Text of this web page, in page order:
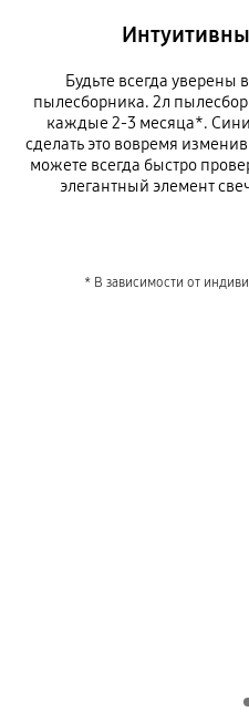
Будьте всегда
пылесборника. 2л
каждые 2-3 месяца*.
сделать это вовремя
можете всегда быстро
элегантный элемент
* В зависимости от